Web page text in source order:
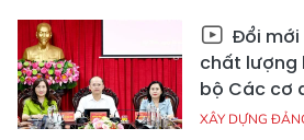
Đổi mới
chất lượng
bộ Các cơ
XÂY DỰNG